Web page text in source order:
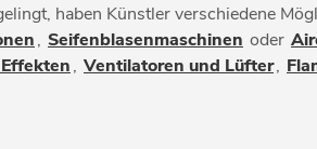
haben Künstler verschiedene
, Seifenblasenmaschinen oder
, Ventilatoren und Lüfter,